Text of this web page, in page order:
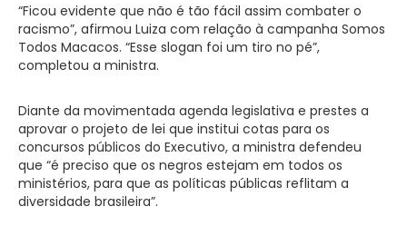
“Ficou evidente que não é tão fácil assim combater o
racismo”, afirmou Luiza com relação à campanha Somos
Todos Macacos. “Esse slogan foi um tiro no pé”,
completou a ministra.
Diante da movimentada agenda legislativa e prestes a
aprovar o projeto de lei que institui cotas para os
concursos públicos do Executivo, a ministra defendeu
que “é preciso que os negros estejam em todos os
ministérios, para que as políticas públicas reflitam a
diversidade brasileira”.